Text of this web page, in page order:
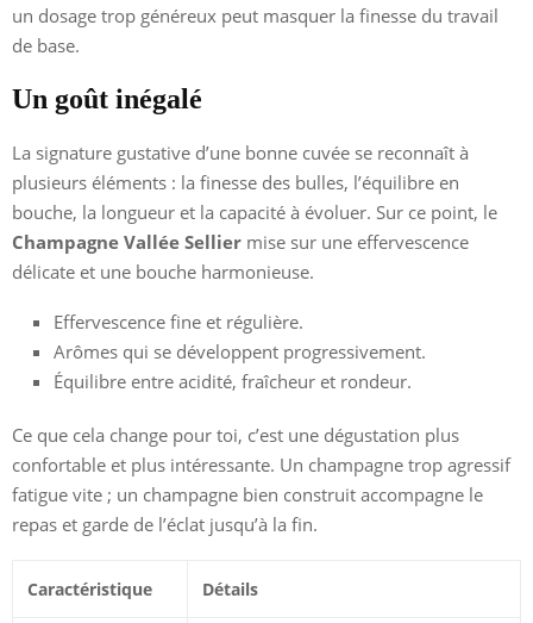
un dosage trop généreux peut masquer la finesse du travail
de base.
Un goût inégalé
La signature gustative d’une bonne cuvée se reconnaît à
plusieurs éléments : la finesse des bulles, l’équilibre en
bouche, la longueur et la capacité à évoluer. Sur ce point, le
Champagne Vallée Sellier mise sur une effervescence
délicate et une bouche harmonieuse.
Effervescence fine et régulière.
Arômes qui se développent progressivement.
Équilibre entre acidité, fraîcheur et rondeur.
Ce que cela change pour toi, c’est une dégustation plus
confortable et plus intéressante. Un champagne trop agressif
fatigue vite ; un champagne bien construit accompagne le
repas et garde de l’éclat jusqu’à la fin.
Caractéristique Détails